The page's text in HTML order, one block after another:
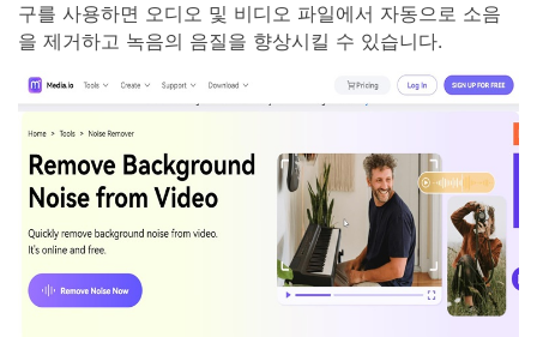
구를 사용하면 오디오 및 비디오 파일에서 자동으로 소음
을 제거하고 녹음의 음질을 향상시킬 수 있습니다.